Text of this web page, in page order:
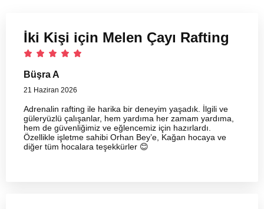
İki Kişi için Melen Çayı Rafting
Büşra A
21 Haziran 2026
Adrenalin rafting ile harika bir deneyim yaşadık. İlgili ve
güleryüzlü çalışanlar, hem yardıma her zamam yardıma,
hem de güvenliğimiz ve eğlencemiz için hazırlardı.
Özellikle işletme sahibi Orhan Bey’e, Kağan hocaya ve
diğer tüm hocalara teşekkürler 😊